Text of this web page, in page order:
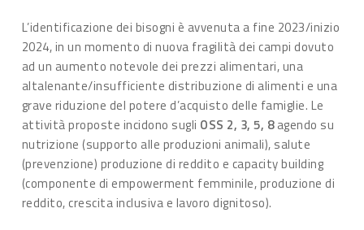
L’identificazione dei bisogni è avvenuta a fine 2023/inizio
2024, in un momento di nuova fragilità dei campi dovuto
ad un aumento notevole dei prezzi alimentari, una
altalenante/insufficiente distribuzione di alimenti e una
grave riduzione del potere d’acquisto delle famiglie. Le
attività proposte incidono sugli OSS 2, 3, 5, 8agendo su
nutrizione (supporto alle produzioni animali), salute
(prevenzione) produzione di reddito e capacity building
(componente di empowerment femminile, produzione di
reddito, crescita inclusiva e lavoro dignitoso).